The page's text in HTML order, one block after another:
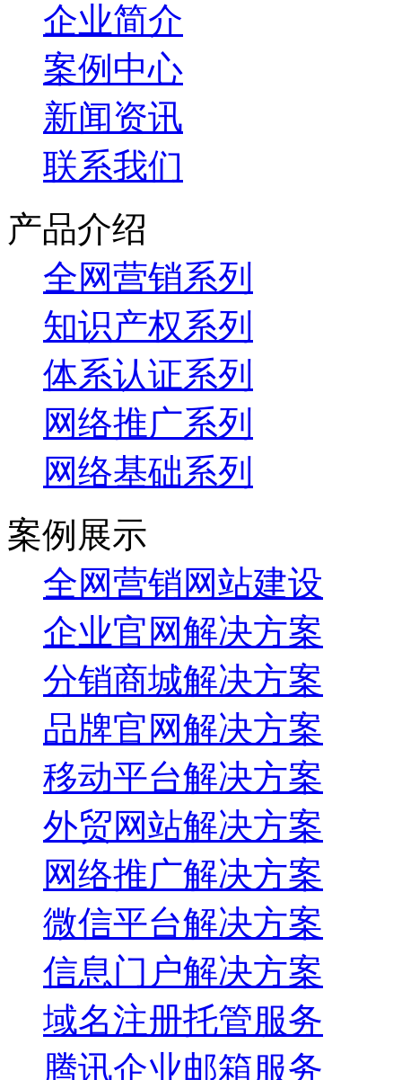
企业简介
案例中心
新闻资讯
联系我们
产品介绍
全网营销系列
知识产权系列
体系认证系列
网络推广系列
网络基础系列
案例展示
全网营销网站建设
企业官网解决方案
分销商城解决方案
品牌官网解决方案
移动平台解决方案
外贸网站解决方案
网络推广解决方案
微信平台解决方案
信息门户解决方案
域名注册托管服务
腾讯企业邮箱服务